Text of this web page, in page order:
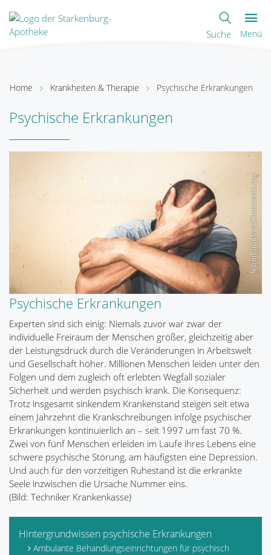
Suche Menü
Home Krankheiten & Therapie Psychische Erkrankungen
Psychische Erkrankungen
Psychische Erkrankungen
Experten sind sich einig: Niemals zuvor war zwar der
individuelle Freiraum der Menschen größer, gleichzeitig aber
der Leistungsdruck durch die Veränderungen in Arbeitswelt
und Gesellschaft höher. Millionen Menschen leiden unter den
Folgen und dem zugleich oft erlebten Wegfall sozialer
Sicherheit und werden psychisch krank. Die Konsequenz:
Trotz insgesamt sinkendem Krankenstand steigen seit etwa
einem Jahrzehnt die Krankschreibungen infolge psychischer
Erkrankungen kontinuierlich an – seit 1997 um fast 70 %.
Zwei von fünf Menschen erleiden im Laufe ihres Lebens eine
schwere psychische Störung, am häufigsten eine Depression.
Und auch für den vorzeitigen Ruhestand ist die erkrankte
Seele inzwischen die Ursache Nummer eins.
(Bild: Techniker Krankenkasse)
Hintergrundwissen psychische Erkrankungen
Ambulante Behandlungseinrichtungen für psychisch